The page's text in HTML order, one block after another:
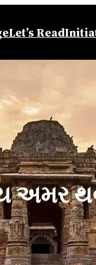
Let’s Read